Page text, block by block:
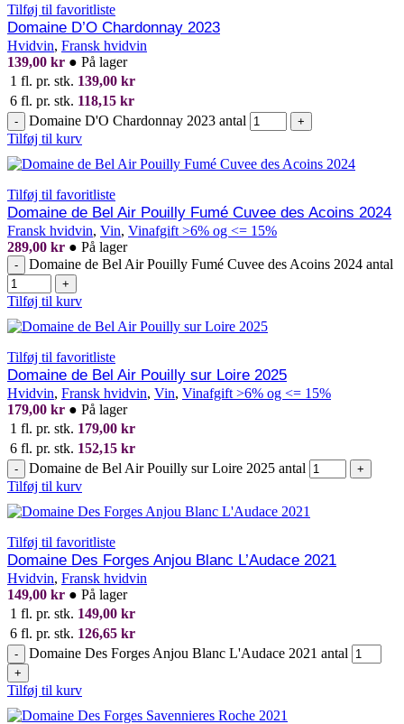
Tilføj til favoritliste
Domaine D’O Chardonnay 2023
Hvidvin, Fransk hvidvin
139,00 kr ● På lager
1 fl. pr. stk. 139,00 kr
6 fl. pr. stk. 118,15 kr
- Domaine D'O Chardonnay 2023 antal +
Tilføj til kurv
Tilføj til favoritliste
Domaine de Bel Air Pouilly Fumé Cuvee des Acoins 2024
Fransk hvidvin, Vin, Vinafgift >6% og <= 15%
289,00 kr ● På lager
- Domaine de Bel Air Pouilly Fumé Cuvee des Acoins 2024 antal
+
Tilføj til kurv
Tilføj til favoritliste
Domaine de Bel Air Pouilly sur Loire 2025
Hvidvin, Fransk hvidvin, Vin, Vinafgift >6% og <= 15%
179,00 kr ● På lager
1 fl. pr. stk. 179,00 kr
6 fl. pr. stk. 152,15 kr
- Domaine de Bel Air Pouilly sur Loire 2025 antal +
Tilføj til kurv
Tilføj til favoritliste
Domaine Des Forges Anjou Blanc L’Audace 2021
Hvidvin, Fransk hvidvin
149,00 kr ● På lager
1 fl. pr. stk. 149,00 kr
6 fl. pr. stk. 126,65 kr
- Domaine Des Forges Anjou Blanc L'Audace 2021 antal
+
Tilføj til kurv